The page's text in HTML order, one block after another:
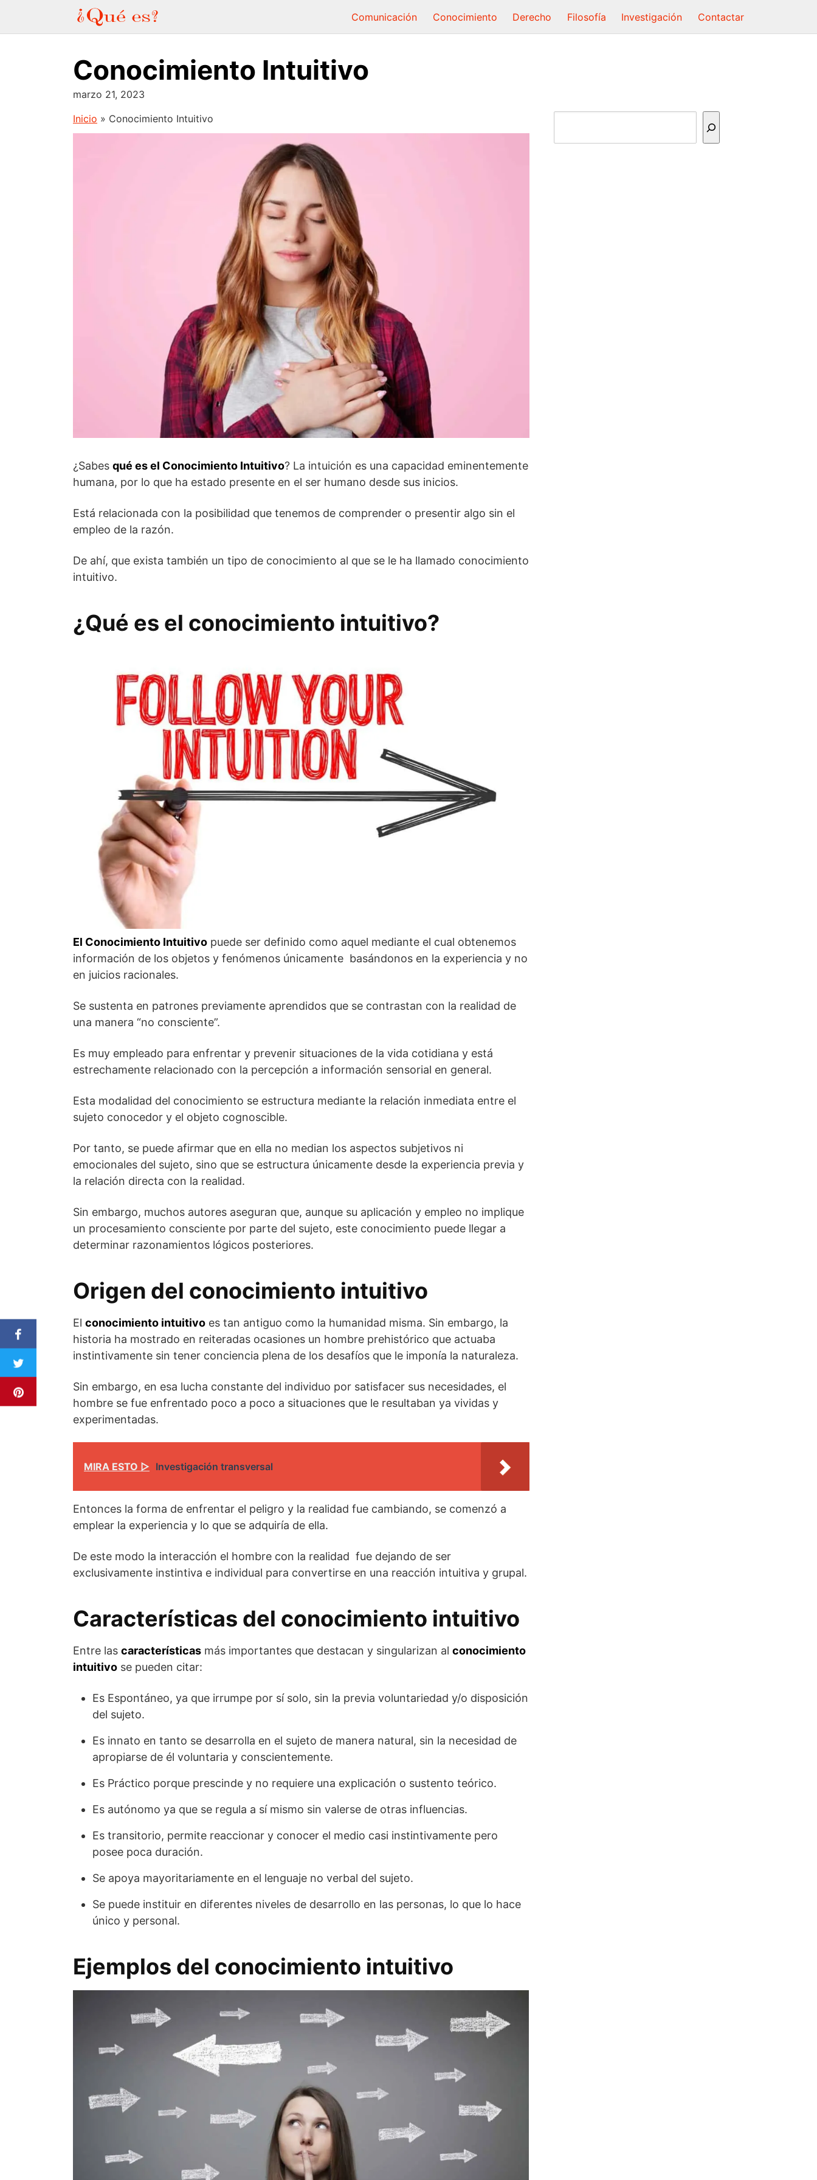
contenido
Comunicación Conocimiento Derecho Filosofía Investigación Contactar
Conocimiento Intuitivo
marzo 21, 2023
Inicio » Conocimiento Intuitivo
¿Sabes qué es el Conocimiento Intuitivo? La intuición es una capacidad eminentemente
humana, por lo que ha estado presente en el ser humano desde sus inicios.
Está relacionada con la posibilidad que tenemos de comprender o presentir algo sin el
empleo de la razón.
De ahí, que exista también un tipo de conocimiento al que se le ha llamado conocimiento
intuitivo.
¿Qué es el conocimiento intuitivo?
El Conocimiento Intuitivo puede ser definido como aquel mediante el cual obtenemos
información de los objetos y fenómenos únicamente basándonos en la experiencia y no
en juicios racionales.
Se sustenta en patrones previamente aprendidos que se contrastan con la realidad de
una manera “no consciente”.
Es muy empleado para enfrentar y prevenir situaciones de la vida cotidiana y está
estrechamente relacionado con la percepción a información sensorial en general.
Esta modalidad del conocimiento se estructura mediante la relación inmediata entre el
sujeto conocedor y el objeto cognoscible.
Por tanto, se puede afirmar que en ella no median los aspectos subjetivos ni
emocionales del sujeto, sino que se estructura únicamente desde la experiencia previa y
la relación directa con la realidad.
Sin embargo, muchos autores aseguran que, aunque su aplicación y empleo no implique
un procesamiento consciente por parte del sujeto, este conocimiento puede llegar a
determinar razonamientos lógicos posteriores.
Origen del conocimiento intuitivo
El conocimiento intuitivo es tan antiguo como la humanidad misma. Sin embargo, la
historia ha mostrado en reiteradas ocasiones un hombre prehistórico que actuaba
instintivamente sin tener conciencia plena de los desafíos que le imponía la naturaleza.
Sin embargo, en esa lucha constante del individuo por satisfacer sus necesidades, el
hombre se fue enfrentado poco a poco a situaciones que le resultaban ya vividas y
experimentadas.
MIRA ESTO ▷ Investigación transversal
Entonces la forma de enfrentar el peligro y la realidad fue cambiando, se comenzó a
emplear la experiencia y lo que se adquiría de ella.
De este modo la interacción el hombre con la realidad fue dejando de ser
exclusivamente instintiva e individual para convertirse en una reacción intuitiva y grupal.
Características del conocimiento intuitivo
Entre las características más importantes que destacan y singularizan al conocimiento
intuitivo se pueden citar:
Es Espontáneo, ya que irrumpe por sí solo, sin la previa voluntariedad y/o disposición
del sujeto.
Es innato en tanto se desarrolla en el sujeto de manera natural, sin la necesidad de
apropiarse de él voluntaria y conscientemente.
Es Práctico porque prescinde y no requiere una explicación o sustento teórico.
Es autónomo ya que se regula a sí mismo sin valerse de otras influencias.
Es transitorio, permite reaccionar y conocer el medio casi instintivamente pero
posee poca duración.
Se apoya mayoritariamente en el lenguaje no verbal del sujeto.
Se puede instituir en diferentes niveles de desarrollo en las personas, lo que lo hace
único y personal.
Ejemplos del conocimiento intuitivo